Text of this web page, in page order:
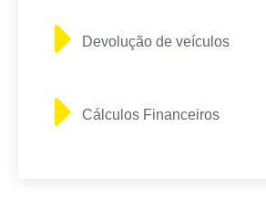
Devolução de veículos
Cálculos Financeiros